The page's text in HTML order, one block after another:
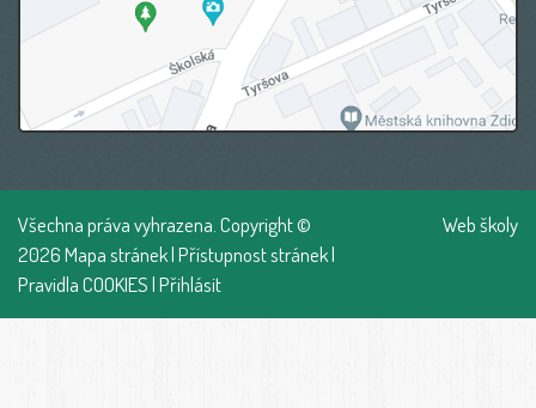
Všechna práva vyhrazena. Copyright ©
2026Mapa stránek|Přístupnost stránek|
Pravidla COOKIES|Přihlásit
Web školy